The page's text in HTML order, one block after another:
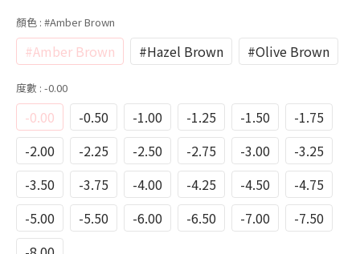
顏色 : #Amber Brown
#Amber Brown #Hazel Brown #Olive Brown
度數 : -0.00
-0.00 -0.50 -1.00 -1.25 -1.50
-1.75
-2.00
-2.25 -2.50 -2.75 -3.00
-3.25
-3.50
-3.75 -4.00 -4.25 -4.50
-4.75
-5.00
-5.50 -6.00 -6.50 -7.00
-7.50